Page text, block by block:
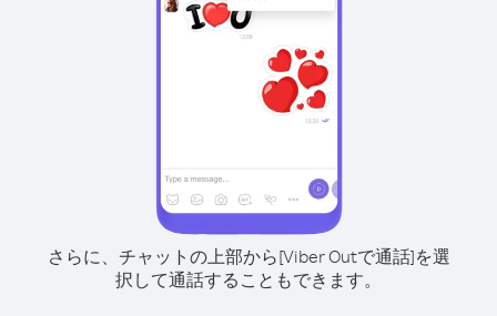
さらに、チャットの上部から[Viber Outで通話]を選
択して通話することもできます。